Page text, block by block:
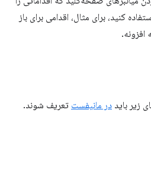
کنید، برای مثال، اقدامی برای باز
افزونه.
در مانیفست تعریف شوند.